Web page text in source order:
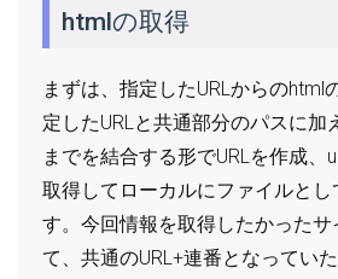
htmlの取得
まずは、指定したURLからのhtml
定したURLと共通部分のパスに加
までを結合する形でURLを作成、
取得してローカルにファイルとし
す。今回情報を取得したかったサ
て、共通のURL+連番となってい